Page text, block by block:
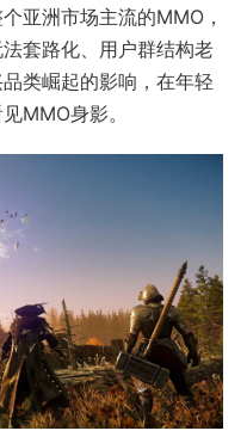
亚洲市场主流的MMO，
套路化、用户群结构老
类崛起的影响，在年轻
MMO身影。